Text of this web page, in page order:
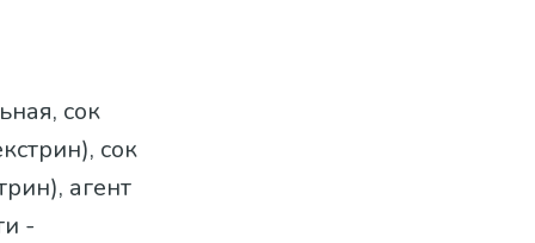
сок
сок
агент
-